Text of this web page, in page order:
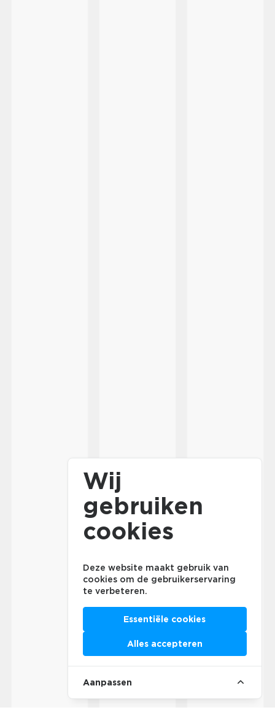
Wij
gebruiken
cookies
Deze website maakt gebruik van
cookies om de gebruikerservaring
te verbeteren.
Essentiële cookies
Alles accepteren
Aanpassen